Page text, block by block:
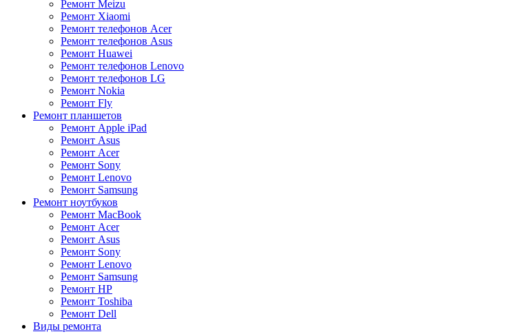
Ремонт Meizu
Ремонт Xiaomi
Ремонт телефонов Acer
Ремонт телефонов Asus
Ремонт Huawei
Ремонт телефонов Lenovo
Ремонт телефонов LG
Ремонт Nokia
Ремонт Fly
Ремонт планшетов
Ремонт Apple iPad
Ремонт Asus
Ремонт Acer
Ремонт Sony
Ремонт Lenovo
Ремонт Samsung
Ремонт ноутбуков
Ремонт MacBook
Ремонт Acer
Ремонт Asus
Ремонт Sony
Ремонт Lenovo
Ремонт Samsung
Ремонт HP
Ремонт Toshiba
Ремонт Dell
Виды ремонта